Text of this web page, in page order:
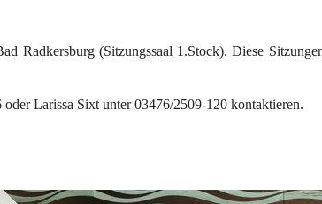
Radkersburg (Sitzungssaal 1.Stock). Diese
Larissa Sixt unter 03476/2509-120 kontaktieren.